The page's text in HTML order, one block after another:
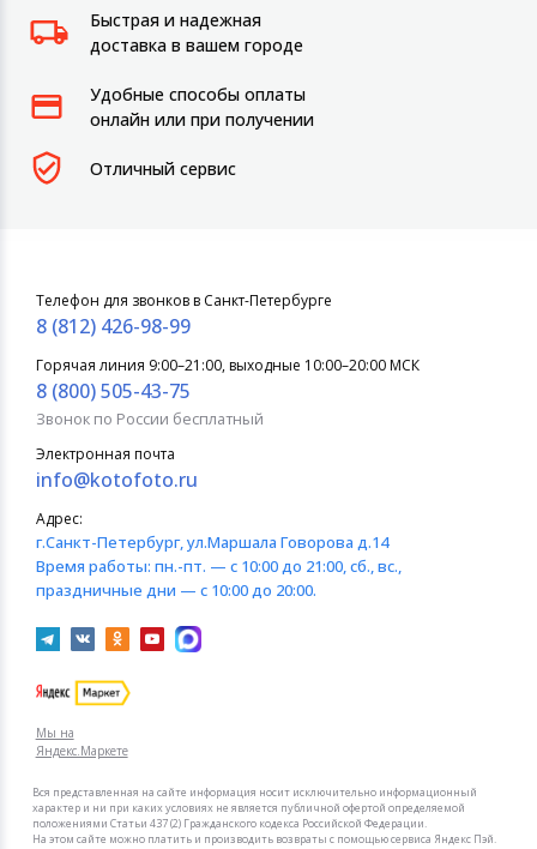
Быстрая и надежная
доставка в вашем городе
Удобные способы оплаты
онлайн или при получении
Отличный сервис
Мы на
Яндекс.Маркете
Телефон для звонков в Санкт-Петербурге
8 (812) 426-98-99
Горячая линия 9:00–21:00, выходные 10:00–20:00 МСК
8 (800) 505-43-75
Звонок по России бесплатный
Электронная почта
info@kotofoto.ru
Адрес:
г.Санкт-Петербург, ул.Маршала Говорова д.14
Время работы: пн.-пт. — с 10:00 до 21:00, сб., вс.,
праздничные дни — с 10:00 до 20:00.
Вся представленная на сайте информация носит исключительно информационный
характер и ни при каких условиях не является публичной офертой определяемой
положениями Статьи 437 (2) Гражданского кодекса Российской Федерации.
На этом сайте можно платить и производить возвраты с помощью сервиса Яндекс Пэй.